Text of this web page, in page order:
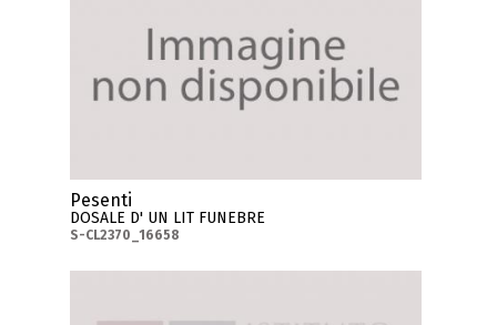
Pesenti
DOSALE D' UN LIT FUNEBRE
S-CL2370_16658